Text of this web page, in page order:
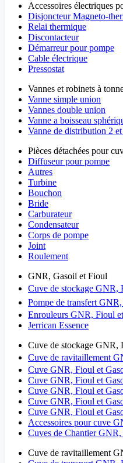
Accessoires électriques
Disjoncteur Magneto-
Relai thermique
Discontacteur
Démarreur pour pompe
Cable électrique
Pressostat
Vannes et robinets à
Vanne simple union
Vannes double union
Vanne a boisseau
Vanne de distribution 2
Pièces détachées pour
Diffuseur pour pompe
Autres
Turbine
Bouchon
Bride
Carburateur
Condensateur
Corps de pompe
Joint
Roulement
GNR, Gasoil et Fioul
Cuve de stockage GNR,
Pompe de transfert
Enrouleurs GNR, Fioul
Jerrican Essence
Cuve de stockage GNR,
Cuve de ravitaillement
Cuve GNR, Fioul et
Cuve GNR, Fioul et
Cuve GNR, Fioul et
Cuve GNR, Fioul et
Cuve GNR, Fioul et
Accessoires pour cuve
Cuves de Chantier
Cuve de ravitaillement